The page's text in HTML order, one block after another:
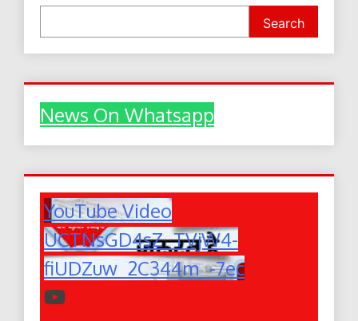
Search
News On Whatsapp
YouTube Video
UCTNsGD4sZ_TVjW4-
fiUDZuw_2C344m_-7ec